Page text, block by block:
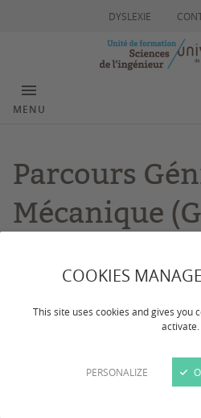
COOKIES
This site uses cookies and gives you
activate.
PERSONALIZE
DYSLEXIE
MENU
Parcours
Mécanique
Dernière mise à jour : le 13/01/2026